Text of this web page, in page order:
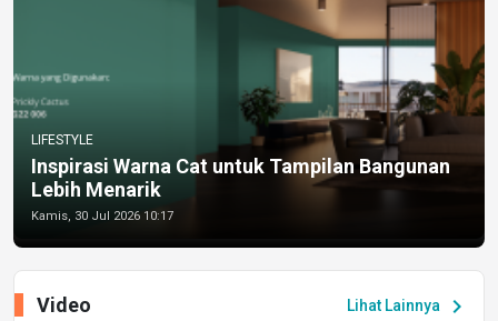
LIFESTYLE
Inspirasi Warna Cat untuk Tampilan Bangunan
Lebih Menarik
Kamis, 30 Jul 2026 10:17
Lihat Lainnya chevron_right
Video